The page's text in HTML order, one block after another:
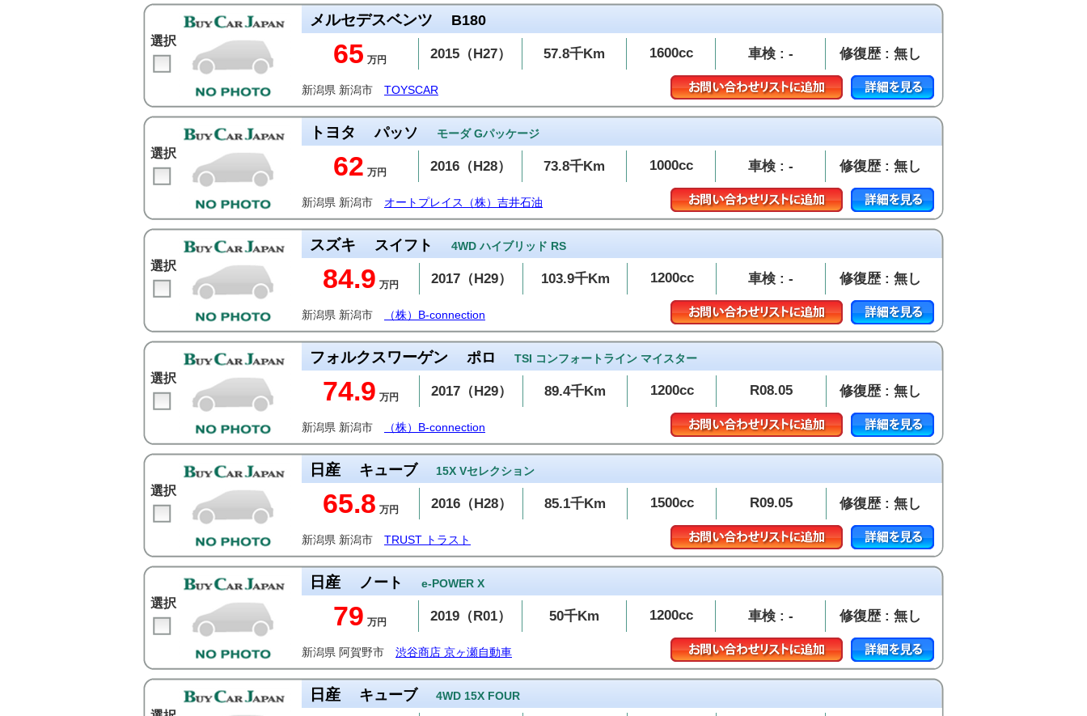
選択
メルセデスベンツ B180
65 万円 2015（H27） 57.8千Km 1600cc 車検 : - 修復歴 : 無し
新潟県 新潟市 TOYSCAR
選択
トヨタ パッソ モーダ Gパッケージ
62 万円 2016（H28） 73.8千Km 1000cc 車検 : - 修復歴 : 無し
新潟県 新潟市 オートプレイス（株）吉井石油
選択
スズキ スイフト 4WD ハイブリッド RS
84.9 万円 2017（H29） 103.9千Km 1200cc 車検 : - 修復歴 : 無し
新潟県 新潟市 （株）B-connection
選択
フォルクスワーゲン ポロ TSI コンフォートライン マイスター
74.9 万円 2017（H29） 89.4千Km 1200cc R08.05 修復歴 : 無し
新潟県 新潟市 （株）B-connection
選択
日産 キューブ 15X Vセレクション
65.8 万円 2016（H28） 85.1千Km 1500cc R09.05 修復歴 : 無し
新潟県 新潟市 TRUST トラスト
選択
日産 ノート e-POWER X
79 万円 2019（R01） 50千Km 1200cc 車検 : - 修復歴 : 無し
新潟県 阿賀野市 渋谷商店 京ヶ瀬自動車
日産 キューブ 4WD 15X FOUR